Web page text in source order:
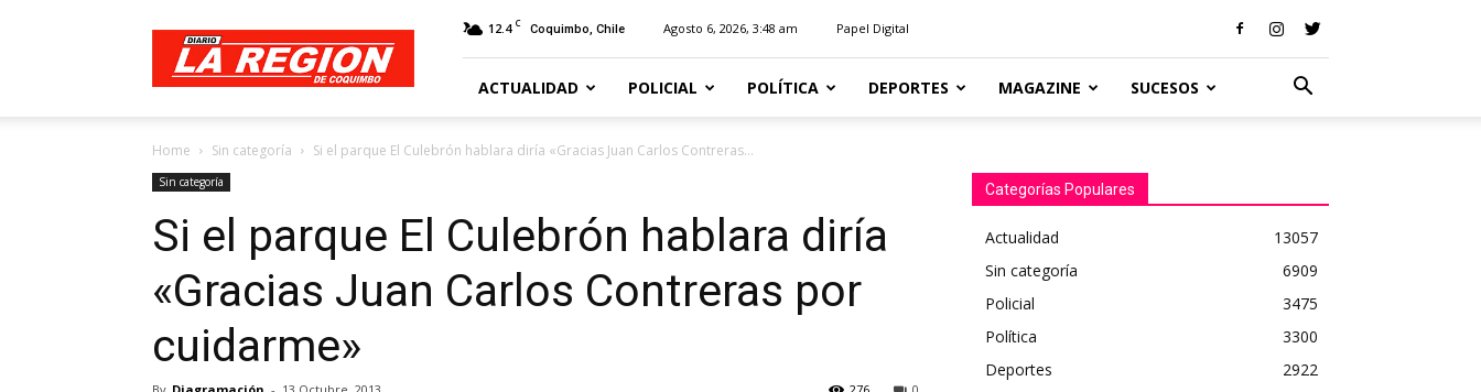
Diario
Región
12.4 C Coquimbo, Chile Agosto 6, 2026, 3:48 am Papel Digital
ACTUALIDAD POLICIAL POLÍTICA DEPORTES MAGAZINE SUCESOS
Home Sin categoría Si el parque El Culebrón hablara diría «Gracias Juan Carlos Contreras...
Sin categoría
Si el parque El Culebrón hablara diría
«Gracias Juan Carlos Contreras por
cuidarme»
Categorías Populares
Actualidad
13057
Sin categoría
6909
Policial
3475
Política
3300
Deportes
2922